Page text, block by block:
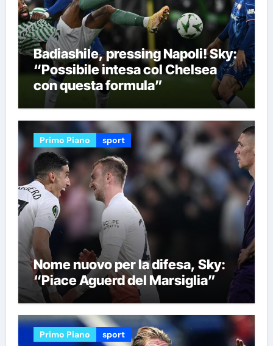
Badiashile, pressing Napoli! Sky:
“Possibile intesa col Chelsea
con questa formula”
Primo Piano sport
Nome nuovo per la difesa, Sky:
“Piace Aguerd del Marsiglia”
Primo Piano sport